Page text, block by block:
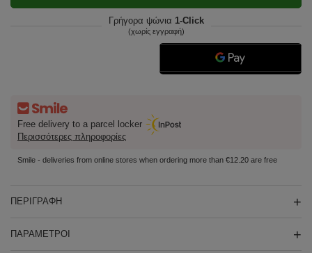
Γρήγορα ψώνια 1-Click
(χωρίς εγγραφή)
Free delivery to a parcel locker
Περισσότερες πληροφορίες
Smile - deliveries from online stores when ordering more than €12.20 are free
ΠΕΡΙΓΡΑΦΉ
ΠΑΡΆΜΕΤΡΟΙ